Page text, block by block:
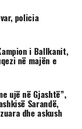
rrahjes, njëri
pas së cilës
në incizim
të shumta ndaj
dhe dënime të
policia
i Ballkanit,
në majën e
ujë në Gjashtë”,
Sarandë,
dhe askush